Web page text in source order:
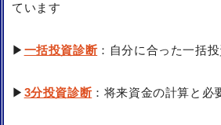
ています
▶ 一括投資診断：自分に合った一括
▶ 3分投資診断：将来資金の計算と必